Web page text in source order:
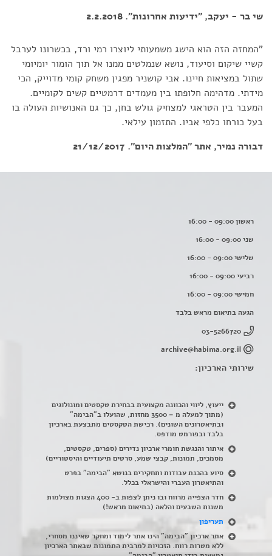
שי בר - יעקב, "ידיעות אחרונות". 2.2.2018
"המחזה הזה הוא הישג משמעותי ליוצרו רמי ורד, בכשרונו לערבל
קשיי שיקום וסיעוד, נושא שנמלטים ממנו אל תוך הומור יומיומי
שתול במציאות חיינו. אבי קושניר מפגין משחק קומי מדוייק, הכי
מידתי. מדהימה חלופתו בין מעמדים דרמטיים קשים לקומיים.
המעבר בין הטראגי למצחיק גולש בחן, כך גם האנושיות העולה בו
בעל כורחו כלפי אביו. התזמון עילאי.
דבורה נמיר, אתר "המלצות היום". 21/12/2017
ראשון 09:00 - 16:00
שני 09:00 - 16:00
שלישי 09:00 - 16:00
רביעי 09:00 - 16:00
חמישי 09:00 - 16:00
הגעה בתיאום מראש בלבד
03-5266720
archive@habima.org.il
שירותי הארכיון:
ייעוץ, ליווי והכוונה מקצועית בבחירת טקסטים ומונולוגים
(מתוך למעלה מ – 3500 מחזות, שהועלו ב"הבימה"
ובתיאטרונים השונים). רכישת הטקסטים מתבצעת בארכיון
בלבד ובפורמט מודפס.
איתור והנגשת חומרי ארכיון נדירים (ספרים, טקסטים,
מסמכים, תמונות, קבצי שמע, סרטים תיעודיים והיסטוריים)
סיוע בהכנת עבודות ותחקירים בנושא "הבימה" בפרט
והתיאטרון העברי והישראלי בכלל.
חדר הצפייה מרווח ובו ניתן לצפות ב- 400 הצגות מצולמות
משנות השבעים והלאה (בתיאום מראש!)
תעריפון
אתר ארכיון "הבימה" הינו אתר לימוד ומחקר שאיננו מסחרי,
ללא מטרות רווח. הזכויות למרבית התמונות שבאתר הארכיון